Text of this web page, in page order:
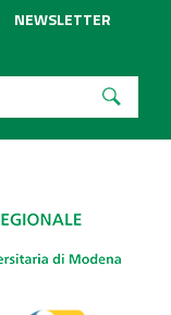
NEWSLETTER